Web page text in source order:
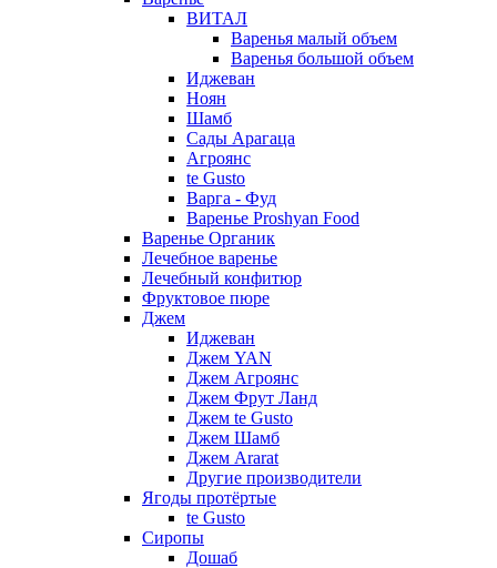
ВИТАЛ
Варенья малый объем
Варенья большой объем
Иджеван
Ноян
Шамб
Сады Арагаца
Агроянс
te Gusto
Варга - Фуд
Варенье Proshyan Food
Варенье Органик
Лечебное варенье
Лечебный конфитюр
Фруктовое пюре
Джем
Иджеван
Джем YAN
Джем Агроянс
Джем Фрут Ланд
Джем te Gusto
Джем Шамб
Джем Ararat
Другие производители
Ягоды протёртые
te Gusto
Сиропы
Дошаб